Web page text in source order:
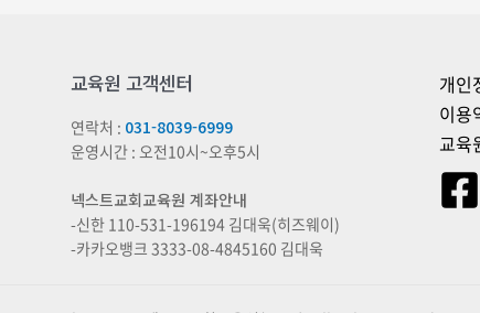
교육원 고객센터
연락처 : 031-8039-6999
운영시간 : 오전10시~오후5시
넥스트교회교육원 계좌안내
-신한 110-531-196194 김대욱(히즈웨이)
-카카오뱅크 3333-08-4845160 김대욱
개인
이용
교육